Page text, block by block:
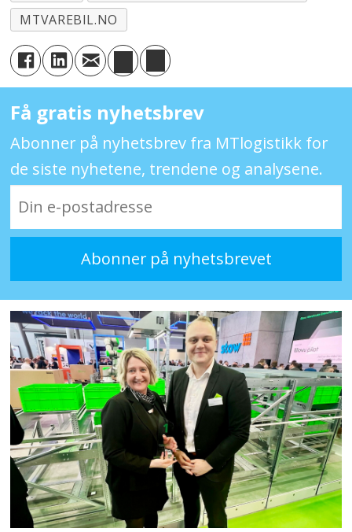
MTVAREBIL.NO
Få gratis nyhetsbrev
Abonner på nyhetsbrev fra MTlogistikk for
de siste nyhetene, trendene og analysene.